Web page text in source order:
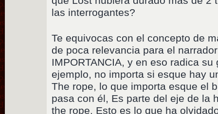
las interrogantes?
Te equivocas con el concepto de
de poca relevancia para el
IMPORTANCIA, y en eso radica
ejemplo, no importa si esque hay
The rope, lo que importa esque el
pasa con él, Es parte del eje de la
the rope. Esto es lo que ha